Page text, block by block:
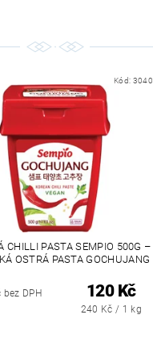
Kód: 3040
CHILLI PASTA SEMPIO 500G –
OSTRÁ PASTA GOCHUJANG
bez DPH 120 Kč
240 Kč / 1 kg